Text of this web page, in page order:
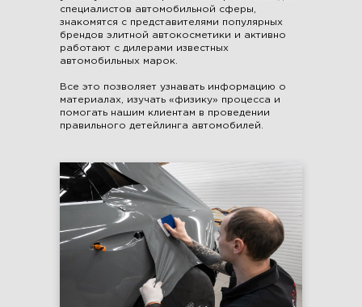
специалистов автомобильной сферы,
знакомятся с представителями популярных
брендов элитной автокосметики и активно
работают с дилерами известных
автомобильных марок.
Все это позволяет узнавать информацию о
материалах, изучать «физику» процесса и
помогать нашим клиентам в проведении
правильного детейлинга автомобилей.